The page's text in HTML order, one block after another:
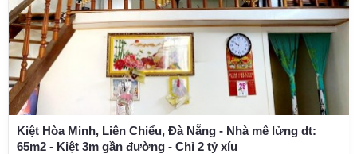
Kiệt Hòa Minh, Liên Chiểu, Đà Nẵng - Nhà mê lửng dt:
65m2 - Kiệt 3m gần đường - Chỉ 2 tỷ xíu